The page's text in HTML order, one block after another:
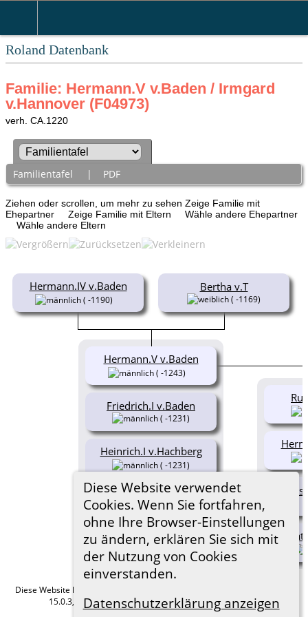
Roland Datenbank
Diese Website verwendet
Cookies. Wenn Sie fortfahren,
ohne Ihre Browser-Einstellungen
zu ändern, erklären Sie sich mit
der Nutzung von Cookies
einverstanden.
Datenschutzerklärung anzeigen
Familie: Hermann.V v.Baden / Irmgard
v.Hannover (F04973)
verh. CA.1220
Familientafel | PDF
Ziehen oder scrollen, um mehr zu sehen Zeige Familie mit
Ehepartner
Zeige Familie mit Eltern
Wähle andere Ehepartner
Wähle andere Eltern
Hermann.IV v.Baden
( -1190)
Bertha v.T
( -1169)
Friedrich.I v.Baden
( -1231)
Heinrich.I v.Hachberg
( -1231)
Gertrud v.Baden
(1170-1225)
Hermann.V v.Baden
( -1243)
Diese Website läuft mit
15.0.3, programmiert von Darrin Lythgoe © 2001-2026.